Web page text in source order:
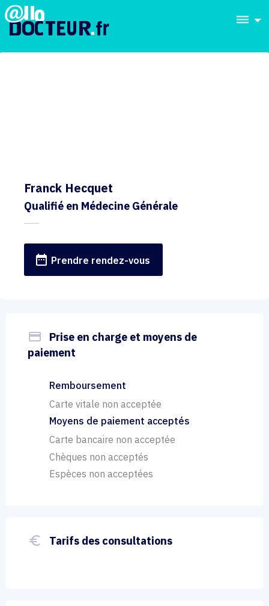
dehaze
Franck Hecquet
Qualifié en Médecine Générale
date_range Prendre rendez-vous
payment
Prise en charge et moyens de
paiement
Remboursement
Carte vitale non acceptée
Moyens de paiement acceptés
Carte bancaire non acceptée
Chèques non acceptés
Espèces non acceptées
euro_symbol Tarifs des consultations